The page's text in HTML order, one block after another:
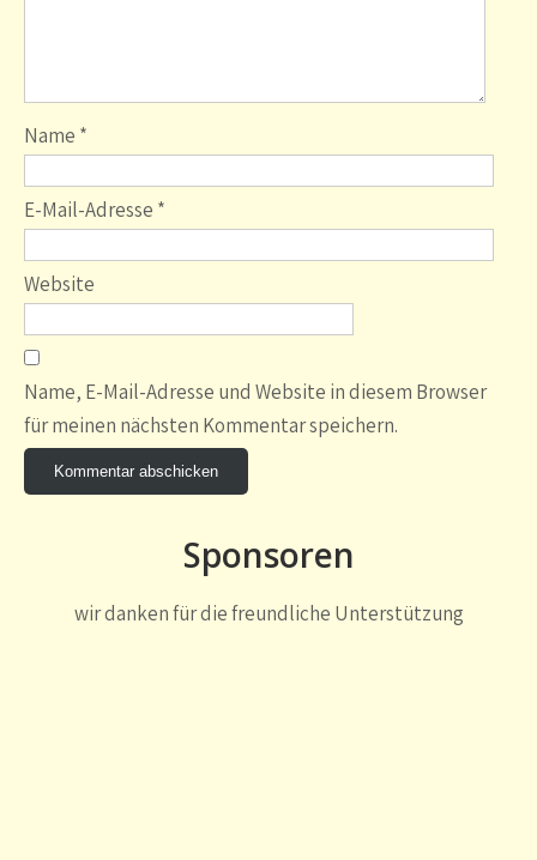
Name *
E-Mail-Adresse *
Website
Name, E-Mail-Adresse und Website in diesem Browser
für meinen nächsten Kommentar speichern.
Sponsoren
wir danken für die freundliche Unterstützung